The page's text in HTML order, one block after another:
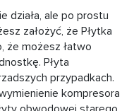
działa, ale po prostu
założyć, że Płytka
że możesz łatwo
Płyta
przypadkach.
kompresora